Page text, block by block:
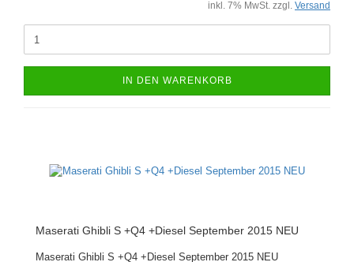
inkl. 7% MwSt. zzgl. Versand
IN DEN WARENKORB
Maserati Ghibli S +Q4 +Diesel September 2015 NEU
Maserati Ghibli S +Q4 +Diesel September 2015 NEU